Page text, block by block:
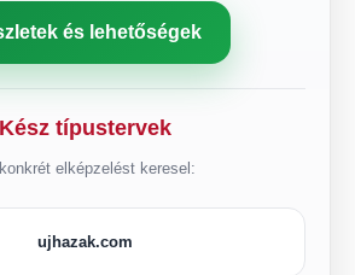
és lehetőségek
Kész típustervek
elképzelést keresel:
ujhazak.com